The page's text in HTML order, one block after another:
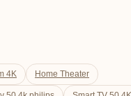
4K Home Theater